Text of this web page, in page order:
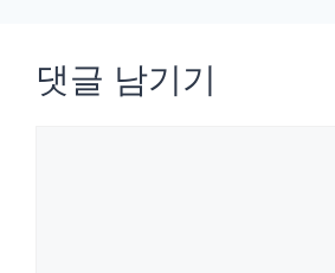
댓글 남기기